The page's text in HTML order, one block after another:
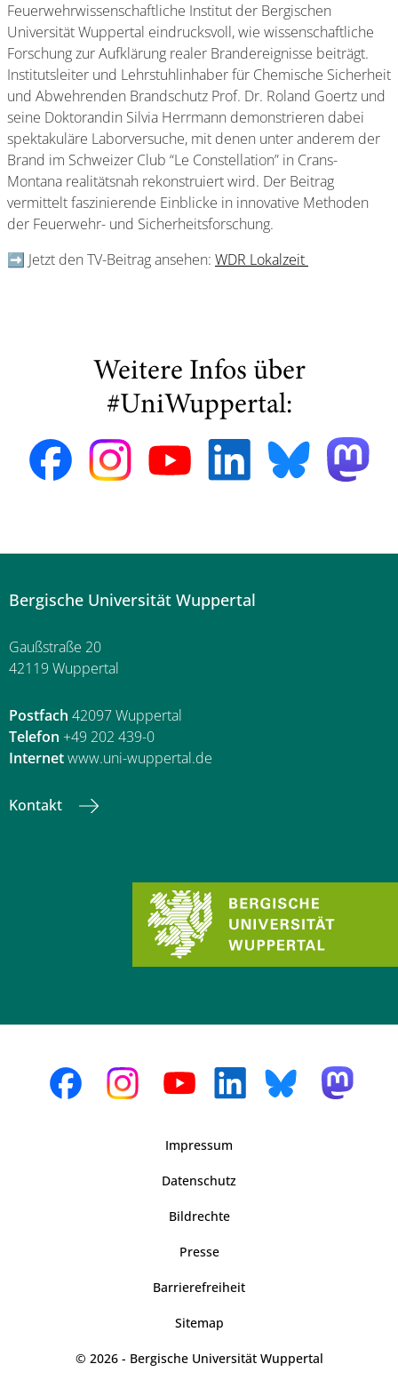
Feuerwehrwissenschaftliche Institut der Bergischen
Universität Wuppertal eindrucksvoll, wie wissenschaftliche
Forschung zur Aufklärung realer Brandereignisse beiträgt.
Institutsleiter und Lehrstuhlinhaber für Chemische Sicherheit
und Abwehrenden Brandschutz Prof. Dr. Roland Goertz und
seine Doktorandin Silvia Herrmann demonstrieren dabei
spektakuläre Laborversuche, mit denen unter anderem der
Brand im Schweizer Club “Le Constellation” in Crans-
Montana realitätsnah rekonstruiert wird. Der Beitrag
vermittelt faszinierende Einblicke in innovative Methoden
der Feuerwehr- und Sicherheitsforschung.
➡️ Jetzt den TV-Beitrag ansehen: WDR Lokalzeit
Weitere Infos über
#UniWuppertal:
Bergische Universität Wuppertal
Gaußstraße 20
42119 Wuppertal
Postfach 42097 Wuppertal
Telefon +49 202 439-0
Internetwww.uni-wuppertal.de
Kontakt
Impressum
Datenschutz
Bildrechte
Presse
Barrierefreiheit
Sitemap
© 2026 - Bergische Universität Wuppertal